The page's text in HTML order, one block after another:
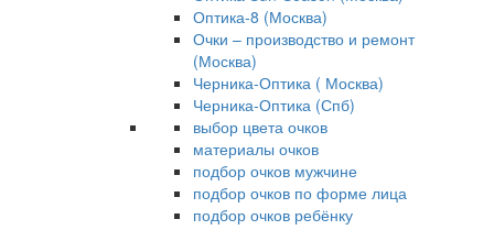
Оптика-8 (Москва)
Очки – производство и ремонт
(Москва)
Черника-Оптика ( Москва)
Черника-Оптика (Спб)
выбор цвета очков
материалы очков
подбор очков мужчине
подбор очков по форме лица
подбор очков ребёнку